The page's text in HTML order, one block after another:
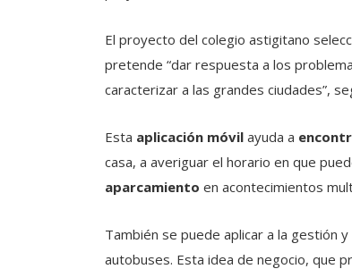
El proyecto del colegio astigitano
pretende “dar respuesta a los
caracterizar a las grandes ciudades”,
Esta aplicación móvil ayuda a
casa, a averiguar el horario en que
aparcamiento en acontecimientos
También se puede aplicar a la gestión
autobuses. Esta idea de negocio, que